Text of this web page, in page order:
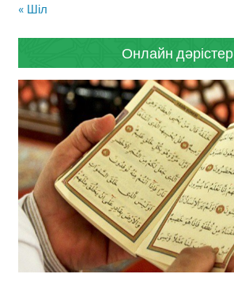
« Шіл
Онлайн дәрістер